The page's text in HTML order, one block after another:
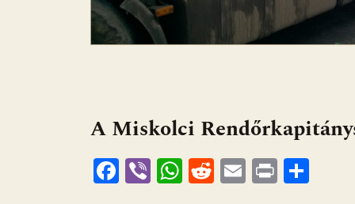
A Miskolci
F Vi W R E Pr